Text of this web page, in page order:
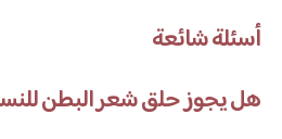
أسئلة شائعة
هل يجوز حلق شعر البطن